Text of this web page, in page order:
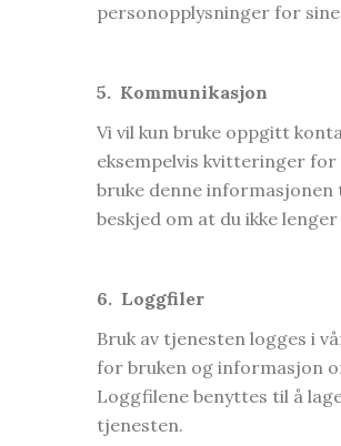
personopplysninger for
5. Kommunikasjon
Vi vil kun bruke oppgitt
eksempelvis kvitteringer
bruke denne
beskjed om at du ikke
6. Loggfiler
Bruk av tjenesten logges i
for bruken og informasjon
Loggfilene benyttes til å
tjenesten.